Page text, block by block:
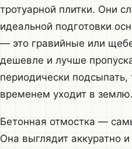
тротуарной плитки. Они
идеальной подготовки
— это гравийные или
дешевле и лучше
периодически
временем уходит в землю.
Бетонная отмостка —
Она выглядит аккуратно